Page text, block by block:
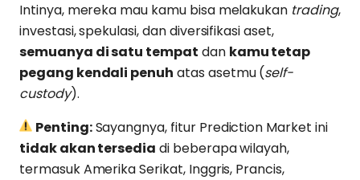
Intinya, mereka mau kamu bisa melakukan trading,
investasi, spekulasi, dan diversifikasi aset,
semuanya di satu tempat dan kamu tetap
pegang kendali penuh atas asetmu (self-
custody).
Penting:Sayangnya, fitur Prediction Market ini
tidak akan tersedia di beberapa wilayah,
termasuk Amerika Serikat, Inggris, Prancis,